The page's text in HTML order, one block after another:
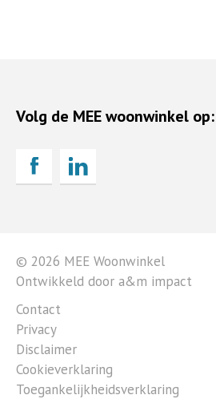
Volg de MEE woonwinkel op:
© 2026 MEE Woonwinkel
Ontwikkeld door a&m impact
Contact
Privacy
Disclaimer
Cookieverklaring
Toegankelijkheidsverklaring